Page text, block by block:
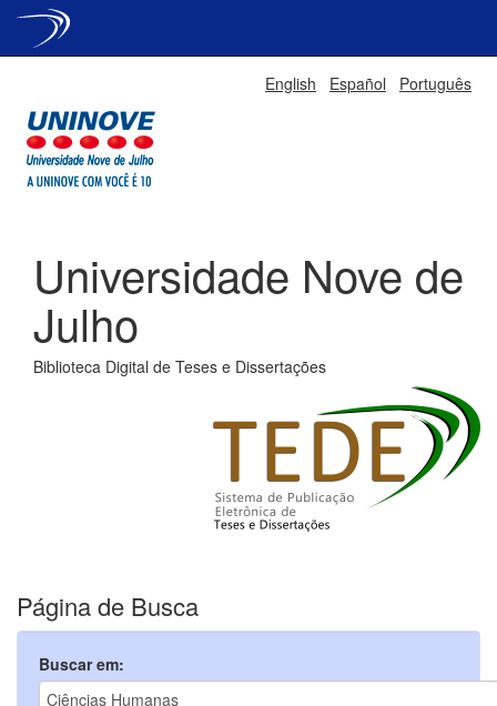
English Español Português
Universidade Nove de
Julho
Biblioteca Digital de Teses e Dissertações
Página de Busca
Buscar em: